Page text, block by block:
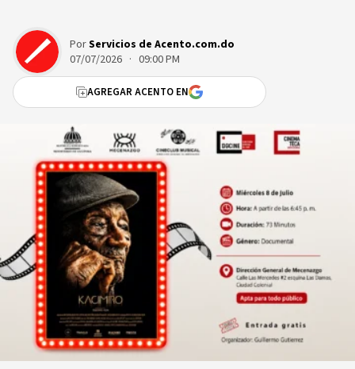
PorServicios de Acento.com.do
07/07/2026 · 09:00 PM
AGREGAR ACENTO EN